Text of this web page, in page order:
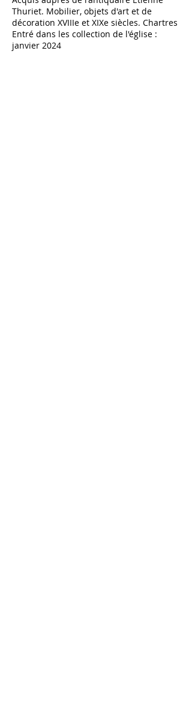
Thuriet. Mobilier, objets d'art et de
décoration XVIIIe et XIXe siècles. Chartres
Entré dans les collection de l'église :
janvier 2024